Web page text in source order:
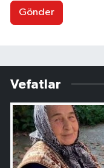
Gönder
Vefatlar